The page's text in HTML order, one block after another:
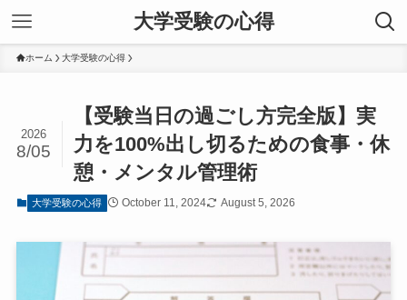
大学受験の心得
ホーム 大学受験の心得
【受験当日の過ごし方完全版】実
力を100%出し切るための食事・休
憩・メンタル管理術
2026
8/05
大学受験の心得 October 11, 2024 August 5, 2026